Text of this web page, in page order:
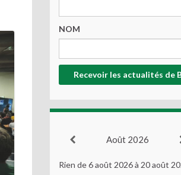
NOM
Août 2026
Rien de 6 août 2026 à 20 août